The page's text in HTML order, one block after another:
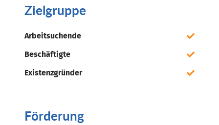
Zielgruppe
Arbeitsuchende
Beschäftigte
Existenzgründer
Förderung